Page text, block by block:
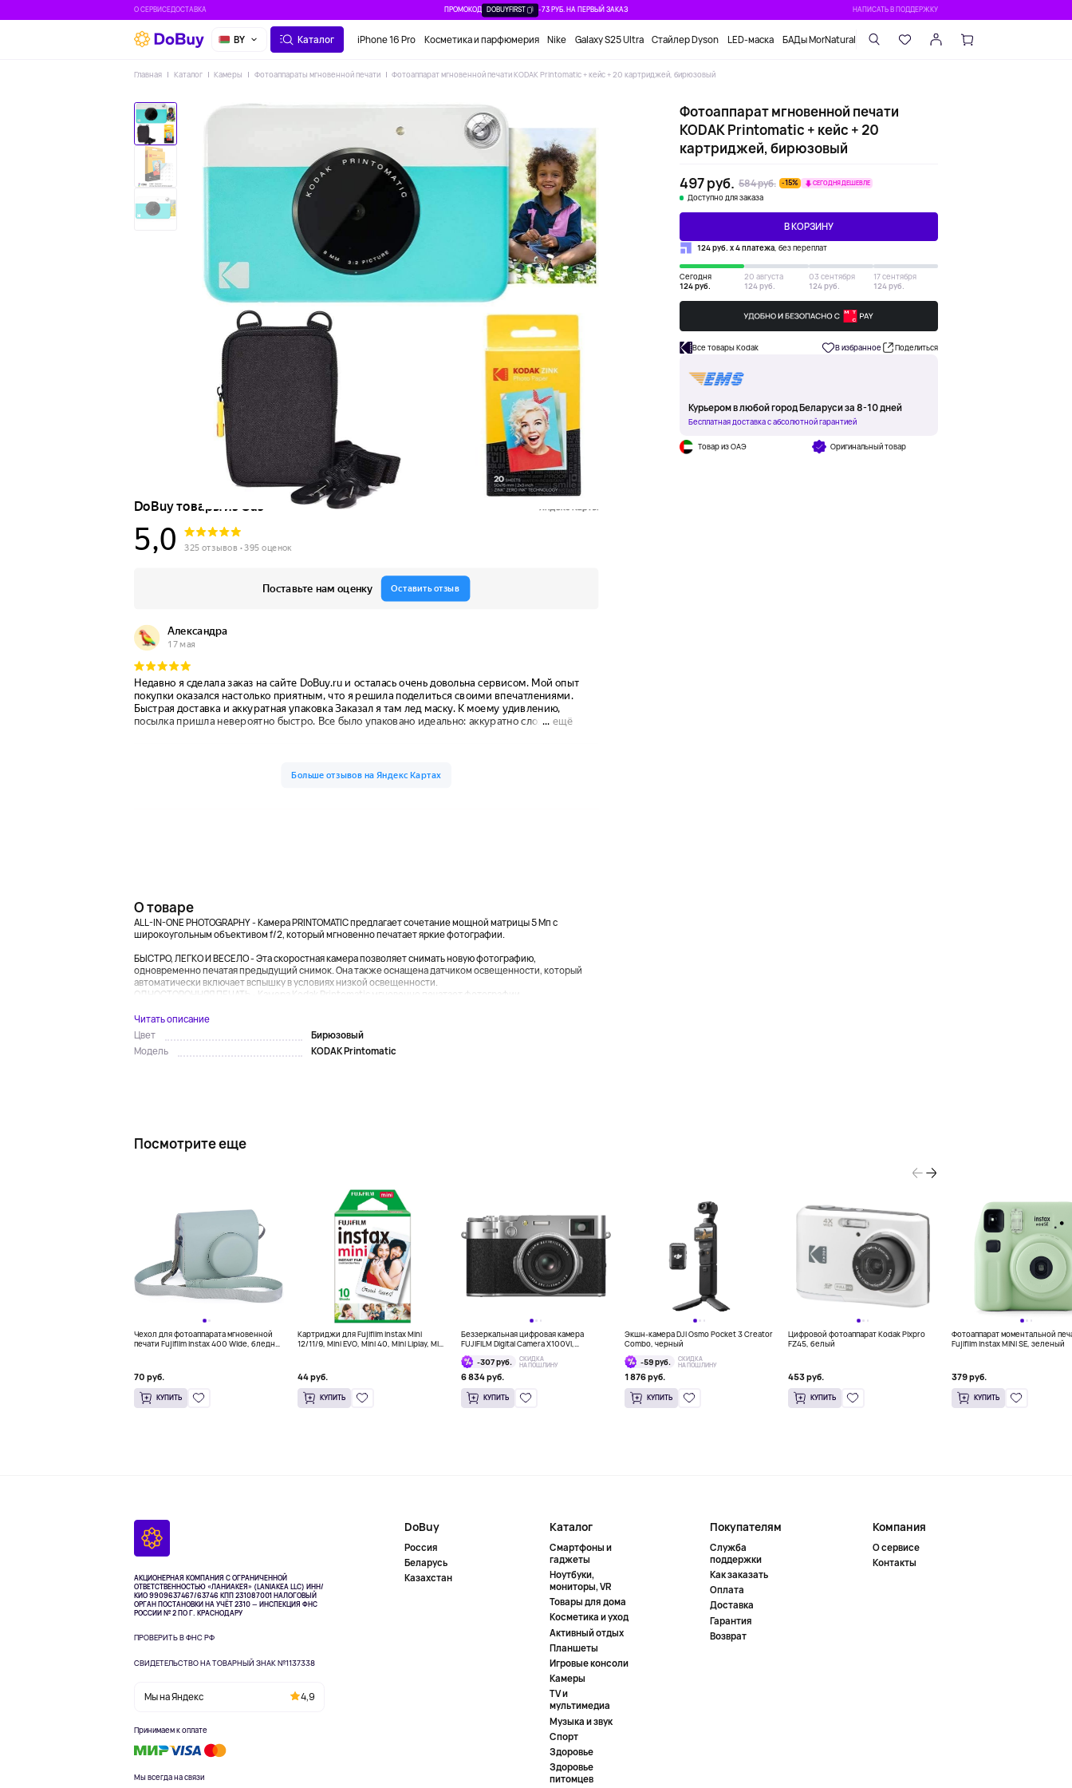
О СЕРВИСЕДОСТАВКА ПРОМОКОД DOBUYFIRST -73 РУБ. НА ПЕРВЫЙ ЗАКАЗ НАПИСАТЬ В ПОДДЕРЖКУ
BY Каталог iPhone 16 Pro Косметика и парфюмерия Nike Galaxy S25 Ultra Стайлер Dyson LED-маска БАДы MorNatural
Главная Каталог Камеры Фотоаппараты мгновенной печати Фотоаппарат мгновенной печати KODAK Printomatic + кейс + 20 картриджей, бирюзовый
Фотоаппарат мгновенной печати
KODAK Printomatic + кейс + 20
картриджей, бирюзовый
497 руб. 584 руб. -15% СЕГОДНЯ ДЕШЕВЛЕ
Доступно для заказа
В КОРЗИНУ
124 руб. х 4 платежа, без переплат
Сегодня
124 руб.
20 августа
124 руб.
03 сентября
124 руб.
17 сентября
124 руб.
Все товары Kodak В избранное Поделиться
Курьером в любой город Беларуси за 8-10 дней
Бесплатная доставка с абсолютной гарантией
Товар из ОАЭ Оригинальный товар
О товаре
ALL-IN-ONE PHOTOGRAPHY - Камера PRINTOMATIC предлагает сочетание мощной матрицы 5 Мп с
широкоугольным объективом f/2, который мгновенно печатает яркие фотографии.
БЫСТРО, ЛЕГКО И ВЕСЕЛО - Эта скоростная камера позволяет снимать новую фотографию,
одновременно печатая предыдущий снимок. Она также оснащена датчиком освещенности, который
автоматически включает вспышку в условиях низкой освещенности.
ОДНОСТОРОННЯЯ ПЕЧАТЬ - Камера Kodak Printomatic мгновенно печатает фотографии...
Читать описание
Цвет
Бирюзовый
Модель
KODAK Printomatic
Посмотрите еще
Чехол для фотоаппарата мгновенной
печати Fujifilm Instax 400 Wide, бледно-
70 руб.
КУПИТЬ
Картриджи для Fujifilm Instax Mini
12/11/9, Mini EVO, Mini 40, Mini Liplay, Mini
44 руб.
КУПИТЬ
Беззеркальная цифровая камера
FUJIFILM Digital Camera X100VI,
серебряный
-307 руб.
СКИДКА
НА ПОШЛИНУ
6 834 руб.
КУПИТЬ
Экшн-камера DJI Osmo Pocket 3 Creator
Combo, черный
-59 руб.
СКИДКА
НА ПОШЛИНУ
1 876 руб.
КУПИТЬ
Цифровой фотоаппарат Kodak Pixpro
FZ45, белый
453 руб.
КУПИТЬ
Фотоаппарат моментальной
Fujifilm Instax MINI SE, зеленый
379 руб.
КУПИТЬ
АКЦИОНЕРНАЯ КОМПАНИЯ С ОГРАНИЧЕННОЙ
ОТВЕТСТВЕННОСТЬЮ «ЛАНИАКЕЯ» (LANIAKEA LLC) ИНН/
КИО 9909637467/63746 КПП 231087001НАЛОГОВЫЙ
ОРГАН ПОСТАНОВКИ НА УЧЁТ 2310 — ИНСПЕКЦИЯ ФНС
РОССИИ № 2 ПО Г. КРАСНОДАРУ
ПРОВЕРИТЬ В ФНС РФ
СВИДЕТЕЛЬСТВО НА ТОВАРНЫЙ ЗНАК №1137338
Мы на Яндекс 4,9
Принимаем к оплате
Мы всегда на связи
DoBuy
Россия
Беларусь
Казахстан
Каталог
Смартфоны и
гаджеты
Ноутбуки,
мониторы, VR
Товары для дома
Косметика и уход
Активный отдых
Планшеты
Игровые консоли
Камеры
TV и
мультимедиа
Музыка и звук
Спорт
Здоровье
Здоровье
питомцев
Покупателям
Служба
поддержки
Как заказать
Оплата
Доставка
Гарантия
Возврат
Компания
О сервисе
Контакты